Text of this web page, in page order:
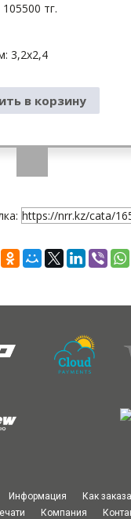
тг.
3,2x2,4
в корзину
https://nrr.kz/cata/
Информация
Как
Компания